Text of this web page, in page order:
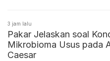
3 jam lalu
Pakar Jelaskan soal
Mikrobioma Usus pada
Caesar